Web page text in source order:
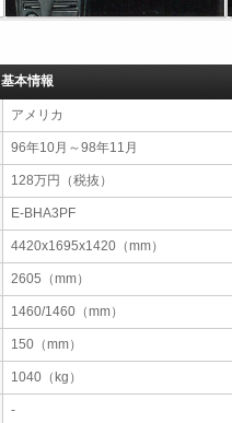
基本情報
アメリカ
96年10月～98年11月
128万円（税抜）
E-BHA3PF
4420x1695x1420（mm）
2605（mm）
1460/1460（mm）
150（mm）
1040（kg）
-